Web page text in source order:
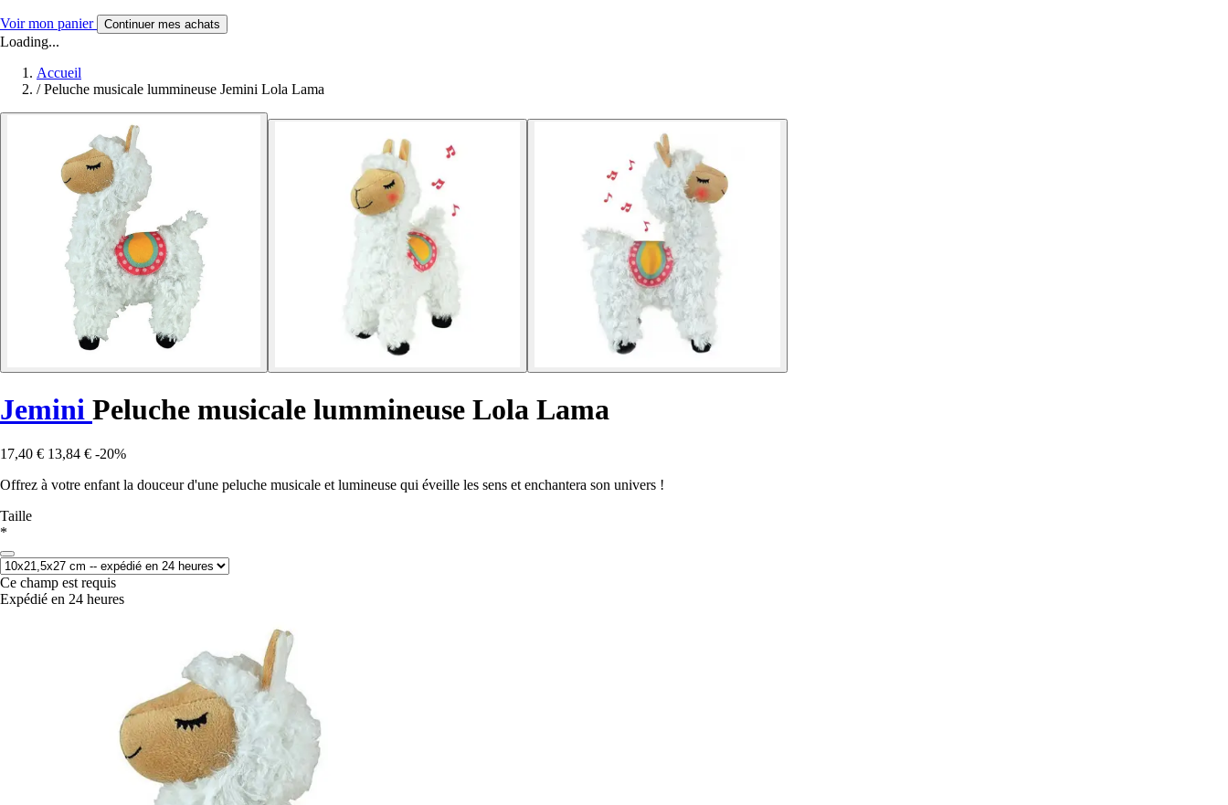
Voir mon panier Continuer mes achats
Loading...
Accueil
/ Peluche musicale lummineuse Jemini Lola Lama
Jemini Peluche musicale lummineuse Lola Lama
17,40 € 13,84 € -20%
Offrez à votre enfant la douceur d'une peluche musicale et lumineuse qui éveille les sens et enchantera son univers !
Taille
*
Ce champ est requis
Expédié en 24 heures